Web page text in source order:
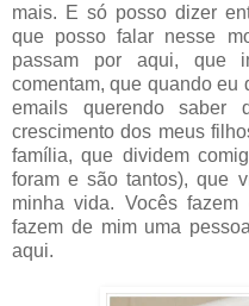
mais. E só posso dizer
que posso falar nesse
passam por aqui, que
comentam, que quando eu
emails querendo saber
crescimento dos meus
família, que dividem
foram e são tantos), que
minha vida. Vocês
fazem de mim uma
aqui.